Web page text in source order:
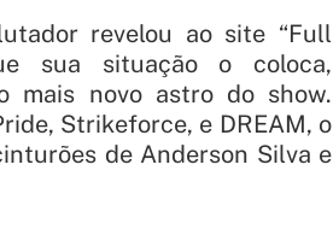
revelou ao site “Full
sua situação o coloca,
mais novo astro do show.
Strikeforce, e DREAM, o
de Anderson Silva e